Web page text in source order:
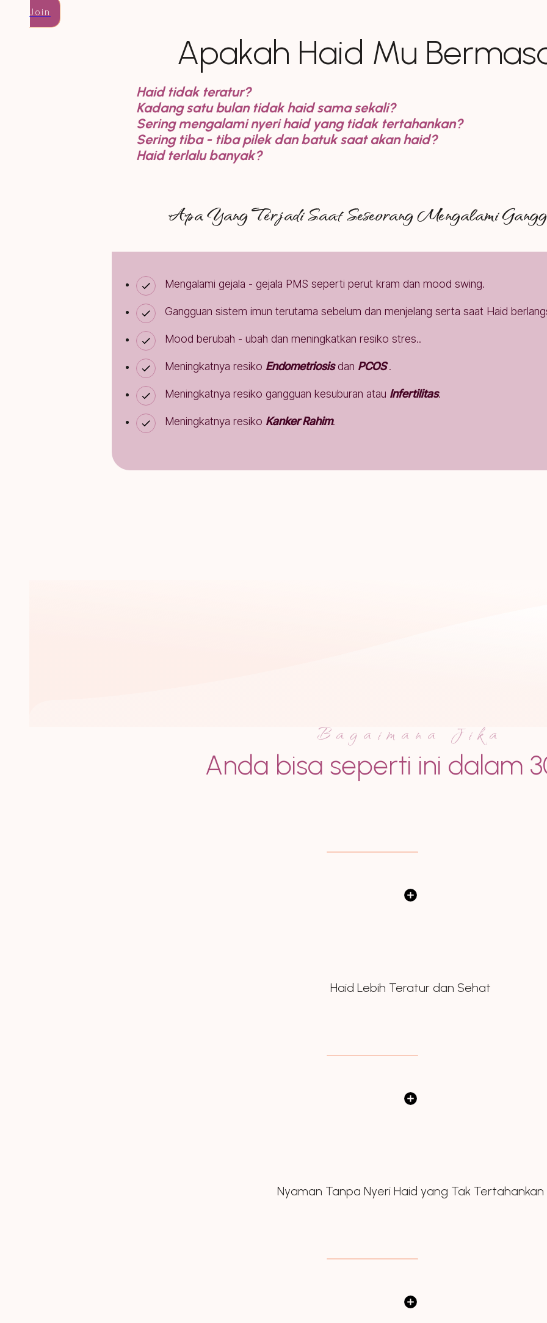
Join
Apakah Haid Mu
Haid tidak teratur?
Kadang satu bulan tidak haid sama sekali?
Sering mengalami nyeri haid yang tidak tertahankan?
Sering tiba - tiba pilek dan batuk saat akan haid?
Haid terlalu banyak?
Apa Yang Terjadi Saat Seseorang Mengalami
Mengalami gejala - gejala PMS seperti perut kram dan mood swing.
Gangguan sistem imun terutama sebelum dan menjelang serta saat Haid
Mood berubah - ubah dan meningkatkan resiko stres..
Meningkatnya resiko Endometriosisdan PCOS.
Meningkatnya resiko gangguan kesuburan atau Infertilitas.
Meningkatnya resiko Kanker Rahim.
Bagaimana Jika
Anda bisa seperti ini dalam
Haid Lebih Teratur dan Sehat
Nyaman Tanpa Nyeri Haid yang Tak Tertahankan